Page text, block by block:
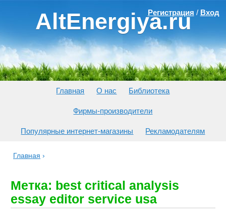
AltEnergiya.ru
Регистрация / Вход
Главная О нас Библиотека
Фирмы-производители
Популярные интернет-магазины Рекламодателям
Главная ›
Метка: best critical analysis
essay editor service usa